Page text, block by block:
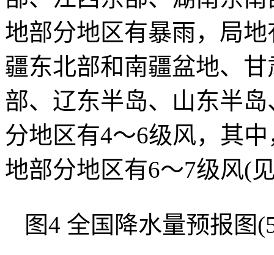
地部分地区有暴雨，局
疆东北部和南疆盆地、
部、辽东半岛、山东半
分地区有4～6级风，其
地部分地区有6～7级风(
图4 全国降水量预报图